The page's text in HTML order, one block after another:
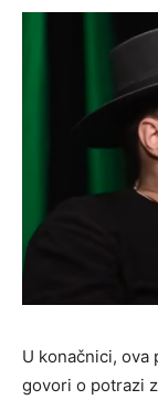
U konačnici, ova
govori o potrazi